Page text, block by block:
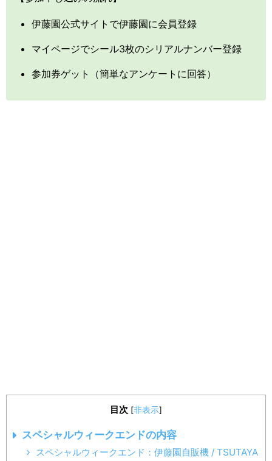
伊藤園公式サイトで伊藤園に会員登録
マイページでシール3枚のシリアルナンバー登録
参加券ゲット（簡単なアンケートに回答）
目次 [非表示]
スペシャルウィークエンドの内容
スペシャルウィークエンド：伊藤園自販機 / TSUTAYA